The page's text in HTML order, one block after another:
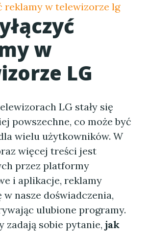
reklamy w telewizorze lg
w
LG
LG stały się
powszechne, co może być
wielu użytkowników. W
więcej treści jest
przez platformy
i aplikacje, reklamy
w nasze doświadczenia,
ulubione programy.
zadają sobie pytanie, jak